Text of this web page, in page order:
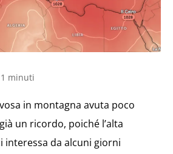
1 minuti
in montagna avuta poco
un ricordo, poiché l’alta
interessa da alcuni giorni